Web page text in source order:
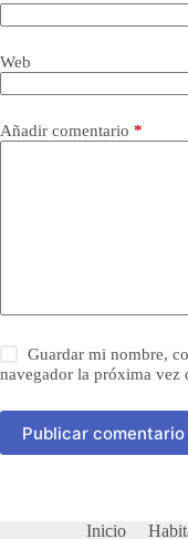
Web
Añadir comentario *
Guardar mi nombre,
navegador la próxima vez
Publicar comentario
Inicio